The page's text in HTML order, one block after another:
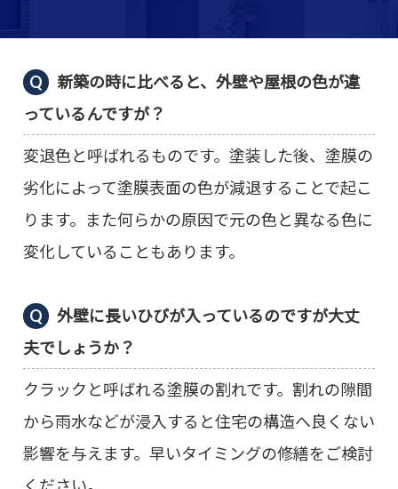
新築の時に比べると、外壁や屋根の色が違
っているんですが？
変退色と呼ばれるものです。塗装した後、塗膜の
劣化によって塗膜表面の色が減退することで起こ
ります。また何らかの原因で元の色と異なる色に
変化していることもあります。
外壁に長いひびが入っているのですが大丈
夫でしょうか？
クラックと呼ばれる塗膜の割れです。割れの隙間
から雨水などが浸入すると住宅の構造へ良くない
影響を与えます。早いタイミングの修繕をご検討